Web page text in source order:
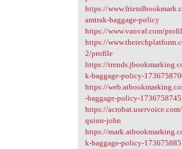
https://
amtrak-baggage-policy
https://www.vanvaf.com/
https://
2/profile
https://
k-baggage-policy-
https://
-baggage-policy-1736758745
https://
quinn-john
https://
k-baggage-policy-